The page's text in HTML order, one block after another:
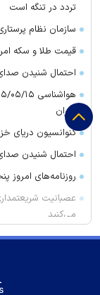
تردد در تنگه است
سازمان نظام
قیمت طلا و سکه امروز پنج
احتمال شنیدن
تهران
کنوانسیون دریای
احتمال شنیدن
روزنامه‌های امروز پنجشنبه
عصبانیت
می‌کنید
ترامپ: در حال
وال‌استریت: ایران